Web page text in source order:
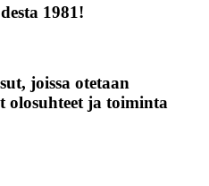
1981!
joissa otetaan
olosuhteet ja toiminta